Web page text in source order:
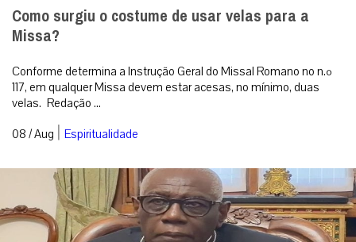
Como surgiu o costume de usar velas para a
Missa?
Conforme determina a Instrução Geral do Missal Romano no n.º
117, em qualquer Missa devem estar acesas, no mínimo, duas
velas. Redação ...
08 / Aug | Espiritualidade